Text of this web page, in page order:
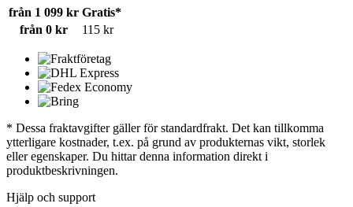
från 1 099 kr Gratis*
från 0 kr
115 kr
* Dessa fraktavgifter gäller för standardfrakt. Det kan tillkomma
ytterligare kostnader, t.ex. på grund av produkternas vikt, storlek
eller egenskaper. Du hittar denna information direkt i
produktbeskrivningen.
Hjälp och support